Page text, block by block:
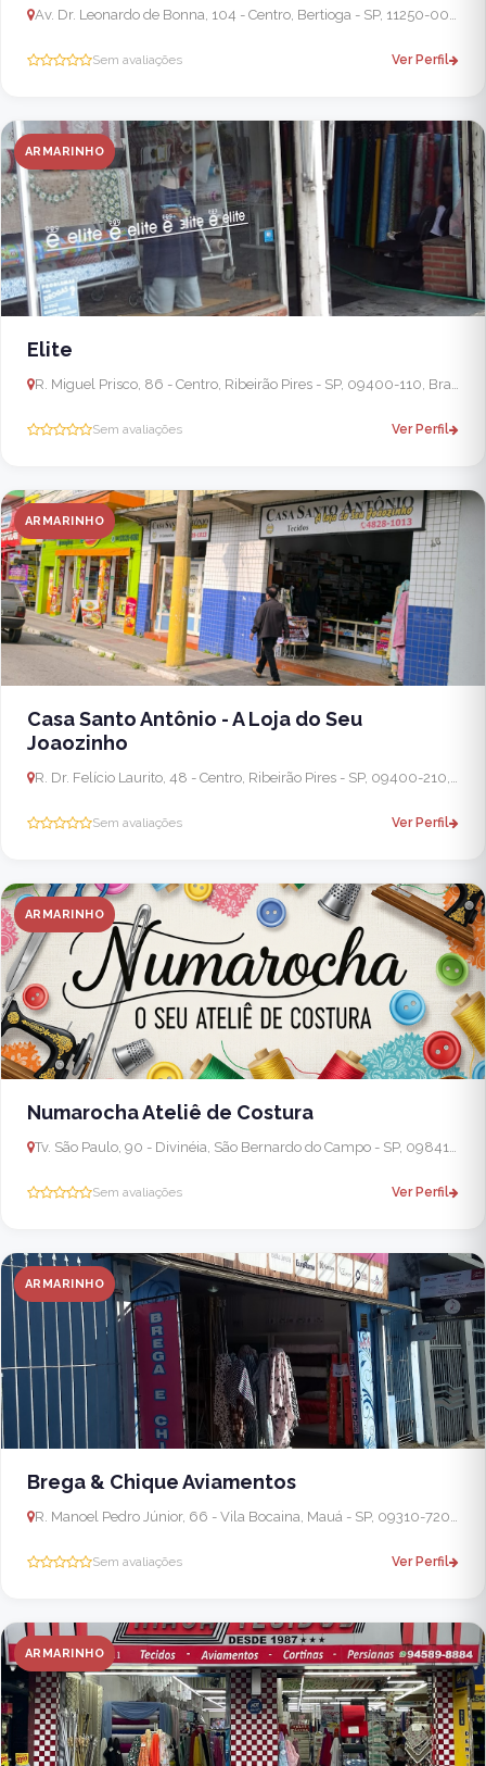
Av. Dr. Leonardo de Bonna, 104 - Centro, Bertioga - SP, 11250-000, Brasil
Sem avaliações Ver Perfil
ARMARINHO
Elite
R. Miguel Prisco, 86 - Centro, Ribeirão Pires - SP, 09400-110, Brasil
Sem avaliações Ver Perfil
ARMARINHO
Casa Santo Antônio - A Loja do Seu
Joaozinho
R. Dr. Felício Laurito, 48 - Centro, Ribeirão Pires - SP, 09400-210, Brasil
Sem avaliações Ver Perfil
ARMARINHO
Numarocha Ateliê de Costura
Tv. São Paulo, 90 - Divinéia, São Bernardo do Campo - SP, 09841-290, Brasil
Sem avaliações Ver Perfil
ARMARINHO
Brega & Chique Aviamentos
R. Manoel Pedro Júnior, 66 - Vila Bocaina, Mauá - SP, 09310-720, Brasil
Sem avaliações Ver Perfil
ARMARINHO